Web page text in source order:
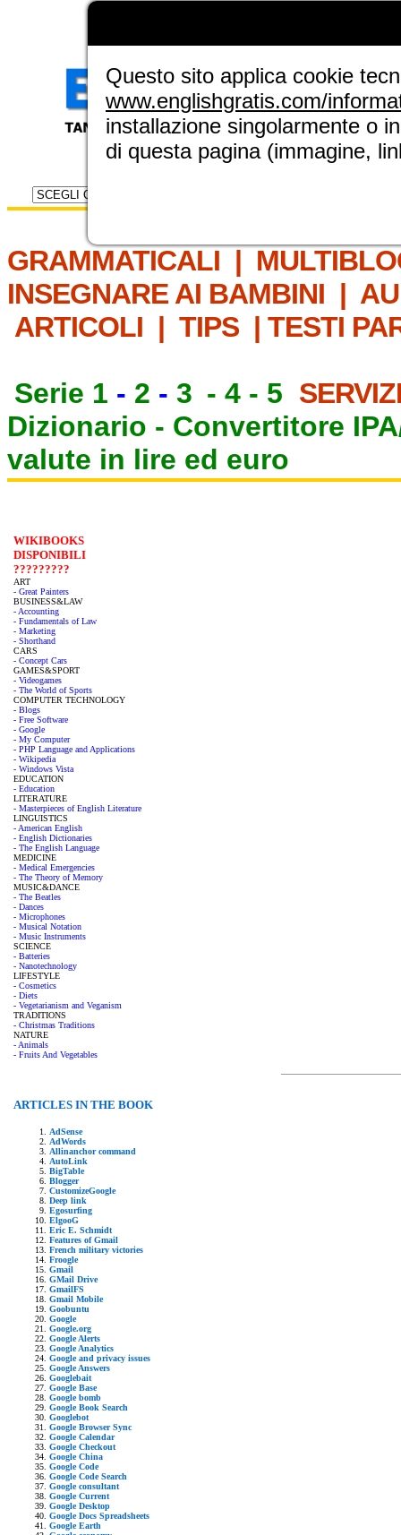
Selettore risorse
GRAMMATICALI |
INSEGNARE AI BAMBINI |
ARTICOLI | TIPS | TESTI
Serie 1 - 2 - 3 - 4 - 5
Dizionario - Convertitore
valute in lire ed euro
WIKIBOOKS
DISPONIBILI
?????????
ART
- Great Painters
BUSINESS&LAW
- Accounting
- Fundamentals of Law
- Marketing
- Shorthand
CARS
- Concept Cars
GAMES&SPORT
- Videogames
- The World of Sports
COMPUTER TECHNOLOGY
- Blogs
- Free Software
- Google
- My Computer
- PHP Language and Applications
- Wikipedia
- Windows Vista
EDUCATION
- Education
LITERATURE
- Masterpieces of English Literature
LINGUISTICS
- American English
- English Dictionaries
- The English Language
MEDICINE
- Medical Emergencies
- The Theory of Memory
MUSIC&DANCE
- The Beatles
- Dances
- Microphones
- Musical Notation
- Music Instruments
SCIENCE
- Batteries
- Nanotechnology
LIFESTYLE
- Cosmetics
- Diets
- Vegetarianism and Veganism
TRADITIONS
- Christmas Traditions
NATURE
- Animals
- Fruits And Vegetables
ARTICLES IN THE BOOK
AdSense
AdWords
Allinanchor command
AutoLink
BigTable
Blogger
CustomizeGoogle
Deep link
Egosurfing
ElgooG
Eric E. Schmidt
Features of Gmail
French military victories
Froogle
Gmail
GMail Drive
GmailFS
Gmail Mobile
Goobuntu
Google
Google.org
Google Alerts
Google Analytics
Google and privacy issues
Google Answers
Googlebait
Google Base
Google bomb
Google Book Search
Googlebot
Google Browser Sync
Google Calendar
Google Checkout
Google China
Google Code
Google Code Search
Google consultant
Google Current
Google Desktop
Google Docs Spreadsheets
Google Earth
Questo sito applica cookie
www.englishgratis.com/
installazione singolarmente o
di questa pagina (immagine,